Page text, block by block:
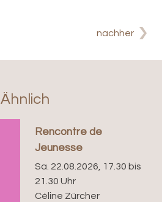
nachher
Ähnlich
Rencontre de
Jeunesse
Sa. 22.08.2026, 17.30 bis
21.30 Uhr
Céline Zürcher